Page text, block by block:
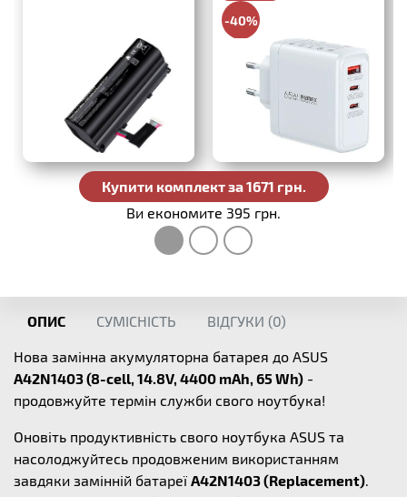
-40%
988 грн.
Купити комплект за 1671 грн.
Ви економите 395 грн.
ОПИС СУМІСНІСТЬ ВІДГУКИ (0)
Нова замінна акумуляторна батарея до ASUS
A42N1403 (8-cell, 14.8V, 4400 mAh, 65 Wh) -
продовжуйте термін служби свого ноутбука!
Оновіть продуктивність свого ноутбука ASUS та
насолоджуйтесь продовженим використанням
завдяки замінній батареї A42N1403 (Replacement).